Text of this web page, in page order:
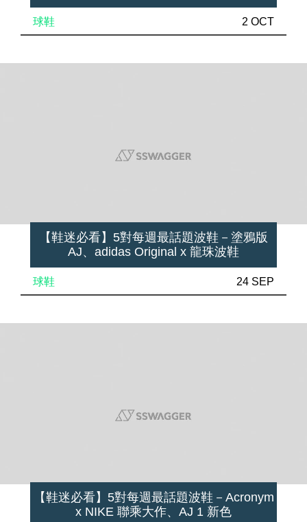
球鞋 2 OCT
【鞋迷必看】5對每週最話題波鞋－塗鴉版
AJ、adidas Original x 龍珠波鞋
球鞋 24 SEP
【鞋迷必看】5對每週最話題波鞋－Acronym
x NIKE 聯乘大作、AJ 1 新色